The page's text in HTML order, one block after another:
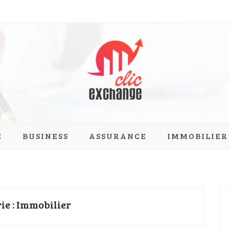
BUSINESS ASSURANCE IMMOBILIER
:Immobilier